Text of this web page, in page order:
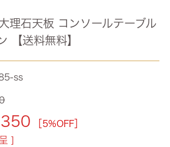
理石天板 コンソールテーブル
【送料無料】
ss
［5%OFF］
]